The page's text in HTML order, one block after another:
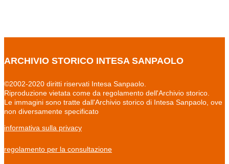
ARCHIVIO STORICO INTESA SANPAOLO
©2002-2020 diritti riservati Intesa Sanpaolo.
Riproduzione vietata come da regolamento dell'Archivio storico.
Le immagini sono tratte dall'Archivio storico di Intesa Sanpaolo, ove
non diversamente specificato
informativa sulla privacy
regolamento per la consultazione